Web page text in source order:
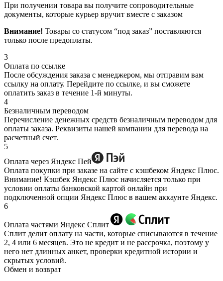
При получении товара вы получите сопроводительные
документы, которые курьер вручит вместе с заказом
Внимание! Товары со статусом “под заказ” поставляются
только после предоплаты.
3
Оплата по ссылке
После обсуждения заказа с менеджером, мы отправим вам
ссылку на оплату. Перейдите по ссылке, и вы сможете
оплатить заказ в течение 1-й минуты.
4
Безналичным переводом
Перечисление денежных средств безналичным переводом для
оплаты заказа. Реквизиты нашей компании для перевода на
расчетный счет.
5
Оплата через Яндекс Пей
Оплата покупки при заказе на сайте с кэшбеком Яндекс Плюс.
Внимание! Кэшбек Яндекс Плюс начисляется только при
условии оплаты банковской картой онлайн при
подключенной опции Яндекс Плюс в вашем аккаунте Яндекс.
6
Оплата частями Яндекс Сплит
Сплит делит оплату на части, которые списываются в течение
2, 4 или 6 месяцев. Это не кредит и не рассрочка, поэтому у
него нет длинных анкет, проверки кредитной истории и
скрытых условий.
Обмен и возврат